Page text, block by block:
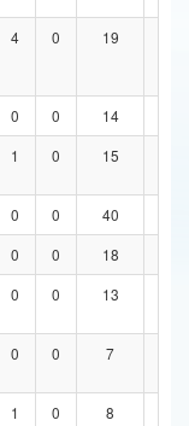
4 0 19
0 0 14
1 0 15
0 0 40
0 0 18
0 0 13
0 0 7
1 0 8